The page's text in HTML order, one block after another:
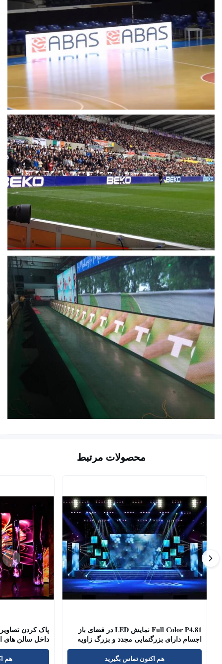
360 وات
رانندگی استاتیک
تازه کردن قاب
نرخ بازخوانی داده > 3840Hz
حداکثر روشنایی > 6500 نیت
منبع تغذیه
AC 110/220 ± 10٪، 50
~ 60Hz
MTBF ≥ 1000 ساعت
طول عمر ≥ 100000 ساعت
محصولات مرتبط
Full Color P4.81 نمایش LED در فضای باز
اجسام دارای بزرگنمایی مجدد و بزرگ زاویه
دید
هم اکنون تماس بگیرید
داخل سالن های
هم